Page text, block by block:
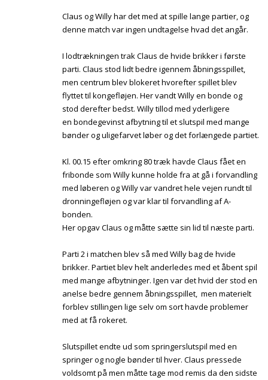
Claus og Willy har det med at spille lange partier, og
denne match var ingen undtagelse hvad det angår.
I lodtrækningen trak Claus de hvide brikker i første
parti. Claus stod lidt bedre igennem åbningsspillet,
men centrum blev blokeret hvorefter spillet blev
flyttet til kongefløjen. Her vandt Willy en bonde og
stod derefter bedst. Willy tillod med yderligere
en bondegevinst afbytning til et slutspil med mange
bønder og uligefarvet løber og det forlængede partiet.
Kl. 00.15 efter omkring 80 træk havde Claus fået en
fribonde som Willy kunne holde fra at gå i forvandling
med løberen og Willy var vandret hele vejen rundt til
dronningefløjen og var klar til forvandling af A-
bonden.
Her opgav Claus og måtte sætte sin lid til næste parti.
Parti 2 i matchen blev så med Willy bag de hvide
brikker. Partiet blev helt anderledes med et åbent spil
med mange afbytninger. Igen var det hvid der stod en
anelse bedre gennem åbningsspillet, men materielt
forblev stillingen lige selv om sort havde problemer
med at få rokeret.
Slutspillet endte ud som springerslutspil med en
springer og nogle bønder til hver. Claus pressede
voldsomt på men måtte tage mod remis da den sidste